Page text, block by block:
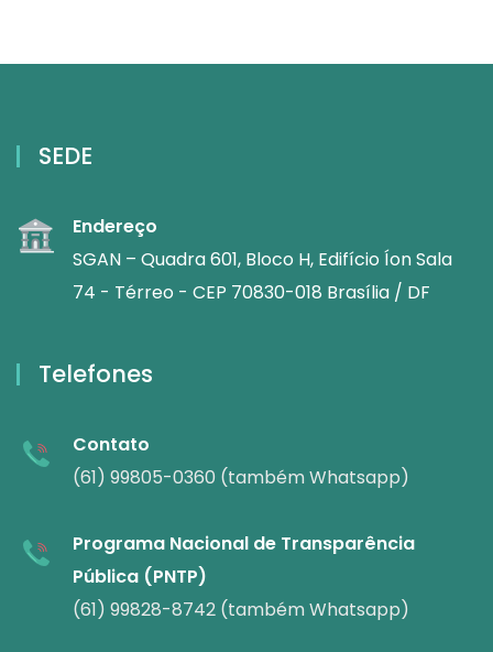
SEDE
Endereço
SGAN – Quadra 601, Bloco H, Edifício Íon Sala
74 - Térreo - CEP 70830-018 Brasília / DF
Telefones
Contato
(61) 99805-0360 (também Whatsapp)
Programa Nacional de Transparência
Pública (PNTP)
(61) 99828-8742 (também Whatsapp)